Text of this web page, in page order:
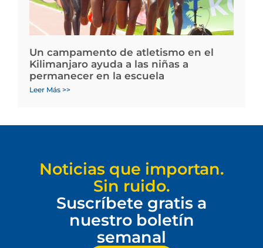
Un campamento de atletismo en el
Kilimanjaro ayuda a las niñas a
permanecer en la escuela
Leer Más >>
Noticias que importan.
Sin ruido.
Suscríbete gratis a
nuestro boletín
semanal